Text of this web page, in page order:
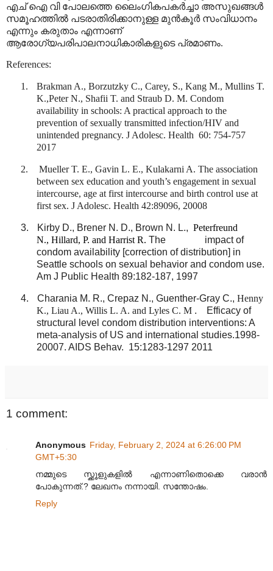
എച് ഐ വി പോലത്തെ ലൈംഗികപകർച്ചാ അസുഖങ്ങൾ
സമൂഹത്തിൽ പടരാതിരിക്കാനുള്ള മുൻകൂർ സംവിധാനം
എന്നും കരുതാം എന്നാണ്
ആരോഗ്യപരിപാലനാധികാരികളുടെ പ്രമാണം.
References:
1.
Brakman A., Borzutzky C., Carey, S., Kang M., Mullins T.
K.,Peter N., Shafii T. and Straub D. M. Condom
availability in schools: A practical approach to the
prevention of sexually transmitted infection/HIV and
unintended pregnancy. J Adolesc. Health 60: 754-757
2017
2.
Mueller T. E., Gavin L. E., Kulakarni A. The association
between sex education and youth’s engagement in sexual
intercourse, age at first intercourse and birth control use at
first sex. J Adolesc. Health 42:89096, 20008
3. Kirby D., Brener N. D., Brown N. L., Peterfreund
N., Hillard, P. and Harrist R. The
impact of
condom availability [correction of distribution] in
Seattle schools on sexual behavior and condom use.
Am J Public Health 89:182-187, 1997
4. Charania M. R., Crepaz N., Guenther-Gray C., Henny
K., Liau A., Willis L. A. and Lyles C. M .
Efficacy of
structural level condom distribution interventions: A
meta-analysis of US and international studies.1998-
20007. AIDS Behav. 15:1283-1297 2011
1 comment:
Anonymous Friday, February 2, 2024 at 6:26:00 PM
GMT+5:30
നമ്മുടെ സ്ക്കൂളുകളിൽ എന്നാണിതൊക്കെ വരാൻ
പോകുന്നത്.? ലേഖനം നന്നായി. സന്തോഷം.
Reply